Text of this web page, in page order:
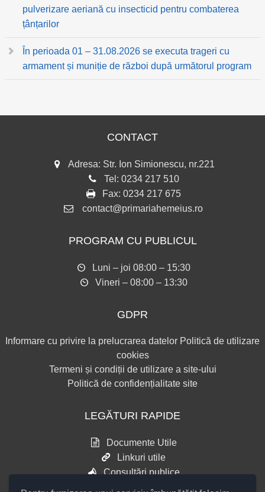
pulverizare aeriană cu insecticid pentru combaterea
țânțarilor
În perioada 01 – 31.08.2026 se executa trageri cu
armament și muniție de război după următorul program
CONTACT
Adresa: Str. Ion Simionescu, nr.221
Tel: 0234 217 510
Fax: 0234 217 675
contact@primariahemeius.ro
PROGRAM CU PUBLICUL
Luni – joi 08:00 – 15:30
Vineri – 08:00 – 13:30
GDPR
Informare cu privire la prelucrarea datelor Politică de utilizare
cookies
Termeni și condiții de utilizare a site-ului
Politică de confidențialitate site
LEGĂTURI RAPIDE
Documente Utile
Linkuri utile
Consultări publice